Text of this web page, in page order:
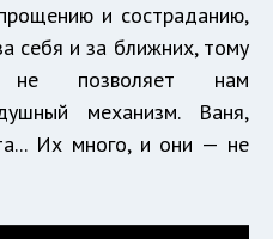
и состраданию,
себя и за ближних, тому
не позволяет нам
механизм. Ваня,
Их много, и они — не